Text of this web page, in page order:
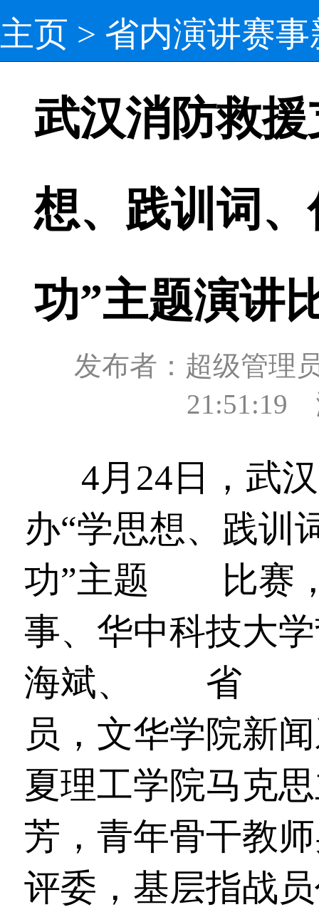
主页 > 省内演讲赛事
武汉消防救
想、践训词
功”主题演讲
发布者：超级管理
21:51:19
4月24日，武
办“学思想、践训
功”主题
比赛
事、华中科技大
海斌、
省
员，文华学院新
夏理工学院马克
芳，青年骨干教
评委，基层指战